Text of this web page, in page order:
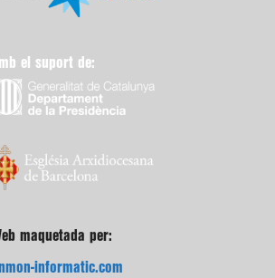
el suport de:
maquetada per:
informatic.com